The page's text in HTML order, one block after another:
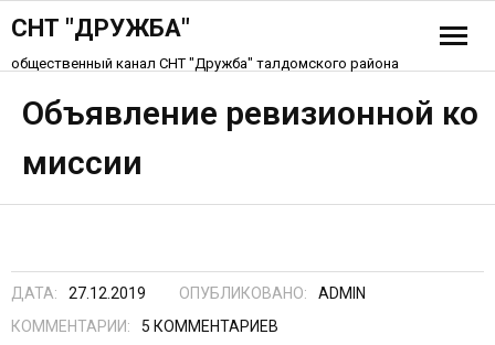
СНТ "ДРУЖБА"
общественный канал СНТ "Дружба" талдомского района
История СНТ
Схема СНТ «Дружба»
Устав СНТ
Объявление ревизионной ко
миссии
ДАТА: 27.12.2019 ОПУБЛИКОВАНО:
ADMIN
КОММЕНТАРИИ:
5 КОММЕНТАРИЕВ